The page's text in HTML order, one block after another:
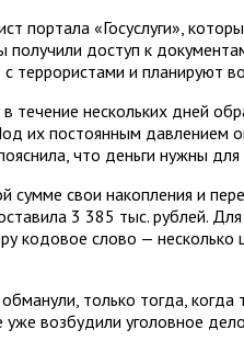
портала «Госуслуги»,
доступ к
террористами и планируют
течение нескольких дней
их постоянным давлением
что деньги нужны
свои накопления и
3 385 тыс. рублей.
кодовое слово —
только тогда,
уже возбудили уголовное